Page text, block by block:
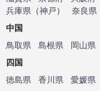
兵庫県 （神戸） 奈良県
中国
鳥取県
島根県 岡山県
四国
徳島県
香川県 愛媛県